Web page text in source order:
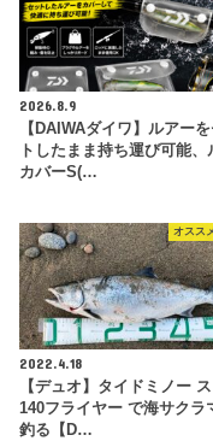
2026.8.9
【DAIWAダイワ】ルアーを
トしたまま持ち運び可能、
カバーS(…
オスス
2022.4.18
【デュオ】タイドミノー
140フライヤー で海サクラ
釣る【D…